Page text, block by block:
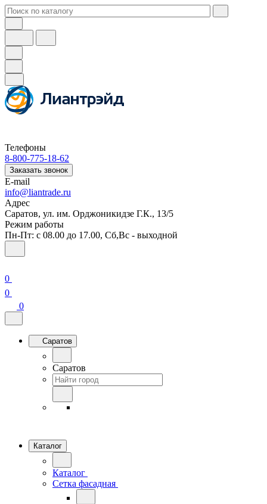
Телефоны
8-800-775-18-62
Заказать звонок
E-mail
info@liantrade.ru
Адрес
Саратов, ул. им. Орджоникидзе Г.К., 13/5
Режим работы
Пн-Пт: c 08.00 до 17.00, Cб,Вс - выходной
0
0
0
Саратов
Саратов
Каталог
Каталог
Сетка фасадная